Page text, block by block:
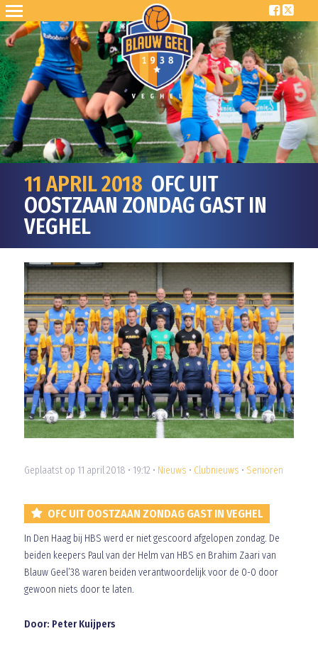
11 APRIL 2018 OFC UIT
OOSTZAAN ZONDAG GAST IN
VEGHEL
Geplaatst op 11 april 2018 • 19:12 • Nieuws • Clubnieuws • Senioren
OFC UIT OOSTZAAN ZONDAG GAST IN VEGHEL
In Den Haag bij HBS werd er niet gescoord afgelopen zondag. De
beiden keepers Paul van der Helm van HBS en Brahim Zaari van
Blauw Geel’38 waren beiden verantwoordelijk voor de 0-0 door
gewoon niets door te laten.
Door: Peter Kuijpers